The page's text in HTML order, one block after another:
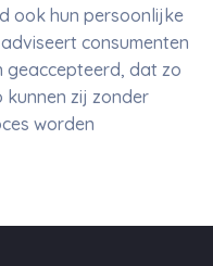
ook hun persoonlijke
consumenten
geaccepteerd, dat zo
kunnen zij zonder
worden